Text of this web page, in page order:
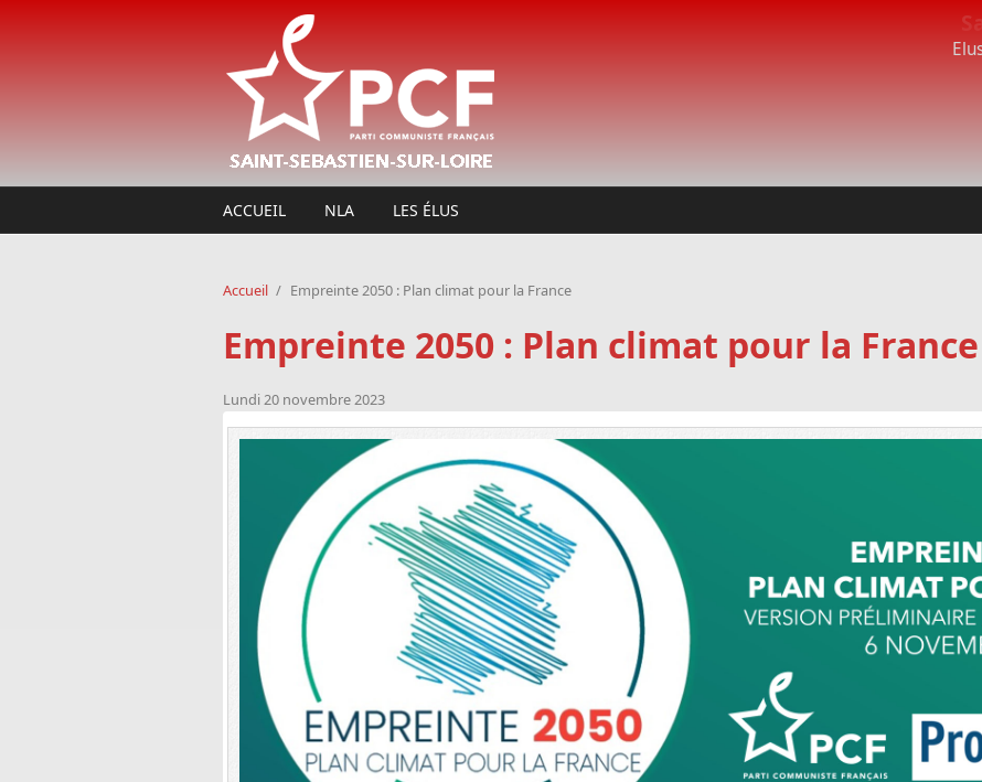
ACCUEIL NLA LES ÉLUS
Accueil / Empreinte 2050 : Plan climat pour la France
Empreinte 2050 : Plan climat pour la France
Lundi 20 novembre 2023